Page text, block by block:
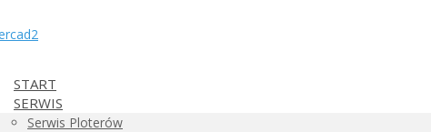
START
SERWIS
Serwis Ploterów